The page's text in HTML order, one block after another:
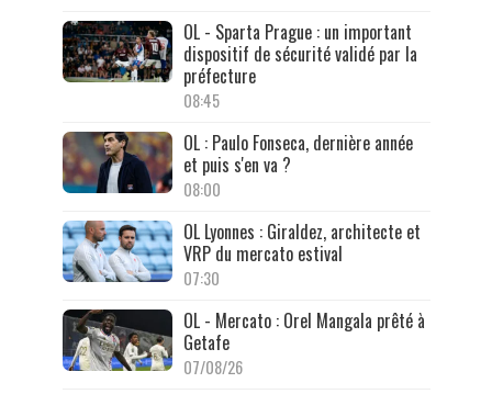
OL - Sparta Prague : un important
dispositif de sécurité validé par la
préfecture
08:45
OL : Paulo Fonseca, dernière année
et puis s'en va ?
08:00
OL Lyonnes : Giraldez, architecte et
VRP du mercato estival
07:30
OL - Mercato : Orel Mangala prêté à
Getafe
07/08/26